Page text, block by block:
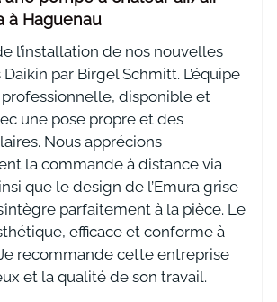
à Haguenau
l’installation de nos nouvelles
par Birgel Schmitt. L’équipe
professionnelle, disponible et
une pose propre et des
Nous apprécions
la commande à distance via
que le design de l’Emura grise
parfaitement à la pièce. Le
efficace et conforme à
recommande cette entreprise
et la qualité de son travail.